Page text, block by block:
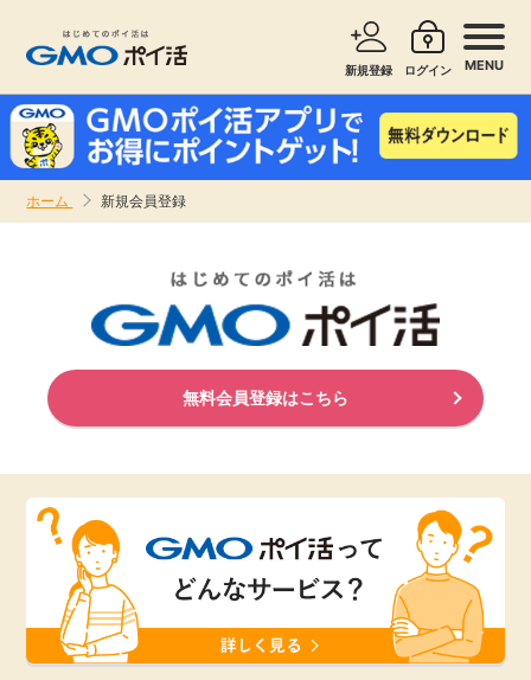
新規登録 ログイン MENU
ホーム 新規会員登録
お知らせ
無料
即日還元
アンケート
ゲーム
サービスで探す ショッピングで探す
無料サービス
エンタメ
暮らし
引っ越し
買取・査定
無料会員登録はこちら